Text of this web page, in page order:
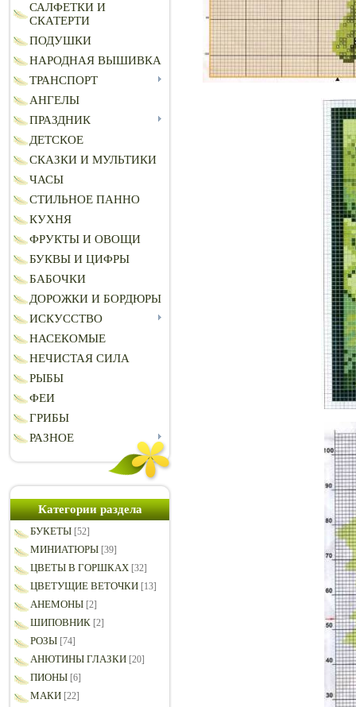
САЛФЕТКИ И
СКАТЕРТИ
ПОДУШКИ
НАРОДНАЯ ВЫШИВКА
ТРАНСПОРТ
АНГЕЛЫ
ПРАЗДНИК
ДЕТСКОЕ
СКАЗКИ И МУЛЬТИКИ
ЧАСЫ
СТИЛЬНОЕ ПАННО
КУХНЯ
ФРУКТЫ И ОВОЩИ
БУКВЫ И ЦИФРЫ
БАБОЧКИ
ДОРОЖКИ И БОРДЮРЫ
ИСКУССТВО
НАСЕКОМЫЕ
НЕЧИСТАЯ СИЛА
РЫБЫ
ФЕИ
ГРИБЫ
РАЗНОЕ
Категории раздела
БУКЕТЫ [52]
МИНИАТЮРЫ [39]
ЦВЕТЫ В ГОРШКАХ [32]
ЦВЕТУЩИЕ ВЕТОЧКИ [13]
АНЕМОНЫ [2]
ШИПОВНИК [2]
РОЗЫ [74]
АНЮТИНЫ ГЛАЗКИ [20]
ПИОНЫ [6]
МАКИ [22]